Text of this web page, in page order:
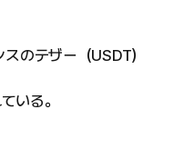
のテザー（USDT）
いる。